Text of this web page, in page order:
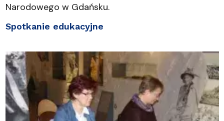
Narodowego w Gdańsku.
Spotkanie edukacyjne